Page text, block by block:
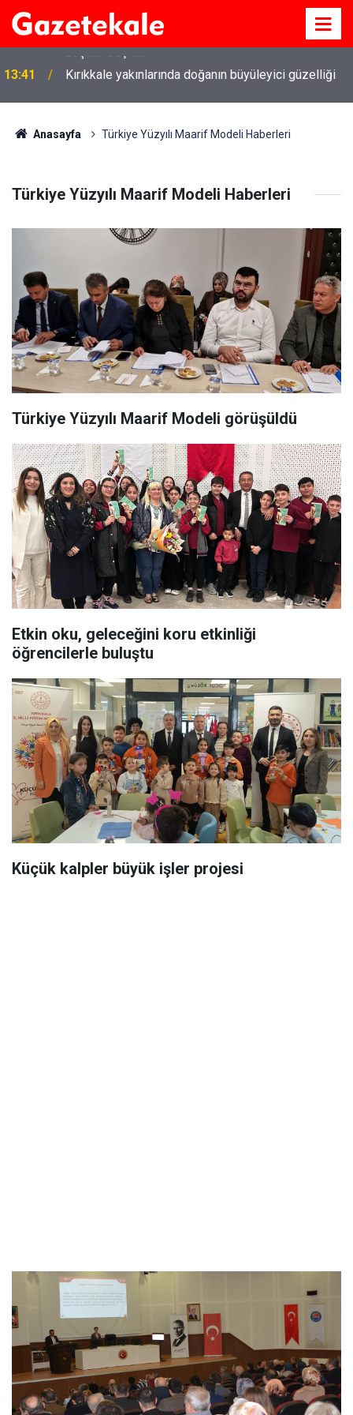
13:41 Kırıkkale yakınlarında doğanın büyüleyici güzelliği
Anasayfa Türkiye Yüzyılı Maarif Modeli Haberleri
Türkiye Yüzyılı Maarif Modeli Haberleri
Türkiye Yüzyılı Maarif Modeli görüşüldü
Etkin oku, geleceğini koru etkinliği
öğrencilerle buluştu
Küçük kalpler büyük işler projesi